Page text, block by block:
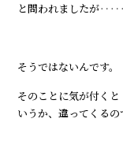
と問われましたが
そうではないんです。
そのことに気が付く
いうか、違ってくるの